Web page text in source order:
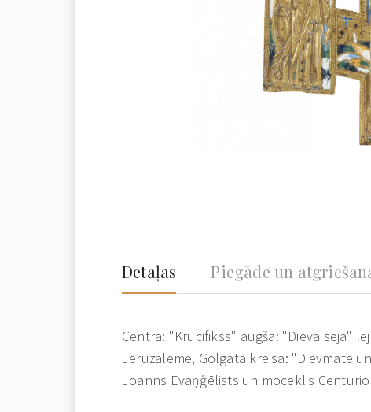
Detaļas Piegāde un
Centrā: "Krucifikss" augšā: "Dieva seja"
Jeruzaleme, Golgāta kreisā: "Dievmāte
Joanns Evaņģēlists un moceklis